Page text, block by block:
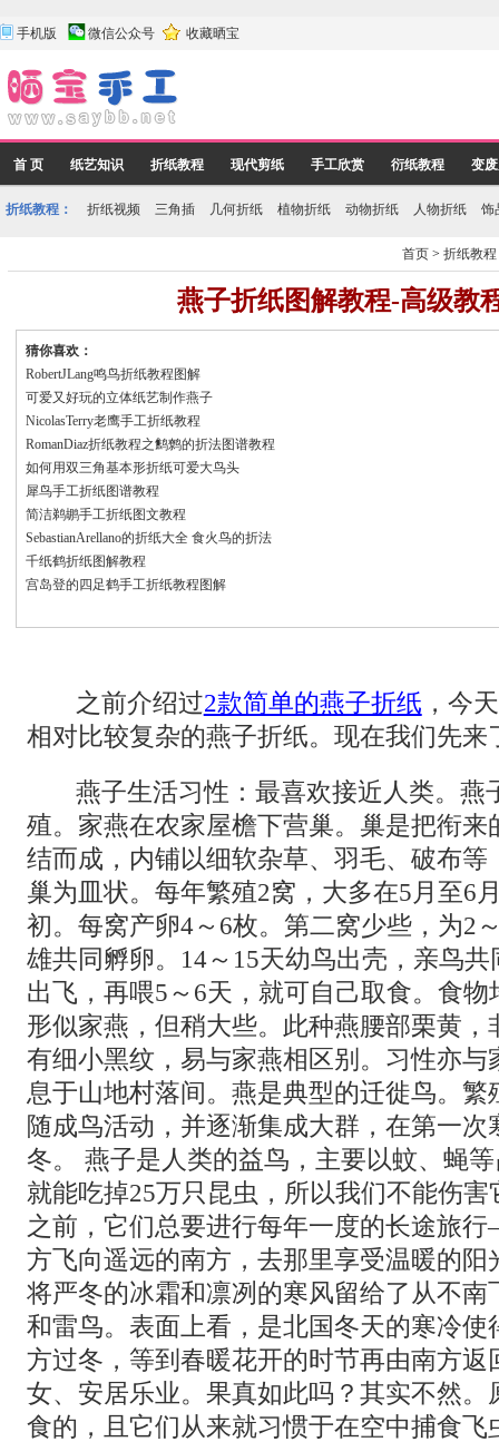
手机版 微信公众号 收藏晒宝
首 页 纸艺知识 折纸教程 现代剪纸 手工欣赏 衍纸教程 变
折纸教程： 折纸视频 三角插 几何折纸 植物折纸 动物折纸 人物折纸 饰
首页 >折纸教程
燕子折纸图解教程-高级教
猜你喜欢：
RobertJLang鸣鸟折纸教程图解
可爱又好玩的立体纸艺制作燕子
NicolasTerry老鹰手工折纸教程
RomanDiaz折纸教程之鹪鹩的折法图谱教程
如何用双三角基本形折纸可爱大鸟头
犀鸟手工折纸图谱教程
简洁鹈鹕手工折纸图文教程
SebastianArellano的折纸大全 食火鸟的折法
千纸鹤折纸图解教程
宫岛登的四足鹤手工折纸教程图解
之前介绍过2款简单的燕子折纸 ，今
相对比较复杂的燕子折纸。现在我们先来
燕子生活习性：最喜欢接近人类。燕
殖。家燕在农家屋檐下营巢。巢是把衔来
结而成，内铺以细软杂草、羽毛、破布等
巢为皿状。每年繁殖2窝，大多在5月至6
初。每窝产卵4～6枚。第二窝少些，为2
雄共同孵卵。14～15天幼鸟出壳，亲鸟
出飞，再喂5～6天，就可自己取食。食
形似家燕，但稍大些。此种燕腰部栗黄，
有细小黑纹，易与家燕相区别。习性亦与
息于山地村落间。燕是典型的迁徙鸟。繁
随成鸟活动，并逐渐集成大群，在第一次
冬。 燕子是人类的益鸟，主要以蚊、蝇
就能吃掉25万只昆虫，所以我们不能伤
之前，它们总要进行每年一度的长途旅
方飞向遥远的南方，去那里享受温暖的阳
将严冬的冰霜和凛冽的寒风留给了从不南
和雷鸟。表面上看，是北国冬天的寒冷使
方过冬，等到春暖花开的时节再由南方返
女、安居乐业。果真如此吗？其实不然。
食的，且它们从来就习惯于在空中捕食飞